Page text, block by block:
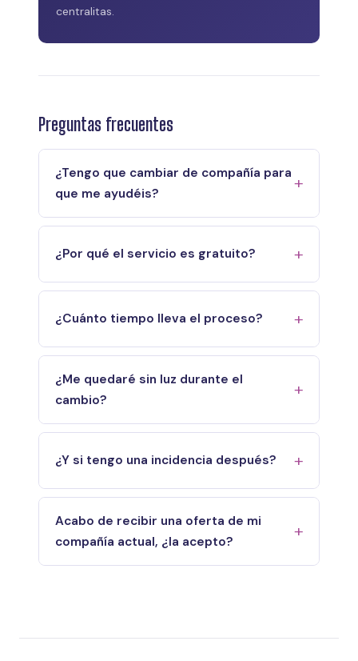
centralitas.
Preguntas frecuentes
¿Tengo que cambiar de compañía para
que me ayudéis?
¿Por qué el servicio es gratuito?
¿Cuánto tiempo lleva el proceso?
¿Me quedaré sin luz durante el
cambio?
¿Y si tengo una incidencia después?
Acabo de recibir una oferta de mi
compañía actual, ¿la acepto?